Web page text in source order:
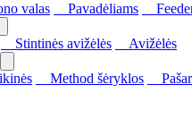
valas Pavadėliams
Stintinės avižėlės
Avižėlės
Method šėryklos